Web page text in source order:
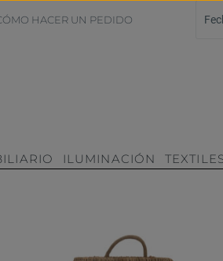
HACER UN PEDIDO
ILUMINACIÓN